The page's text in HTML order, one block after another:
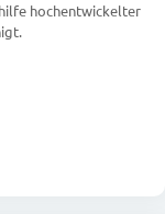
hochentwickelter